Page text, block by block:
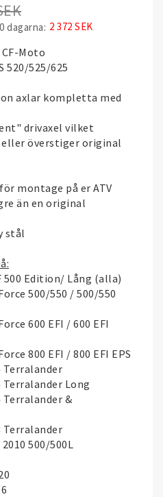
dagarna 2 372 SEK
CF-Moto
520/525/625
axlar kompletta med
drivaxel vilket
överstiger original
montage på er ATV
än en original
stål
500 Edition/ Lång (alla)
500/550 / 500/550
600 EFI / 600 EFI
800 EFI / 800 EFI EPS
Terralander
Terralander Long
Terralander &
Terralander
500/500L